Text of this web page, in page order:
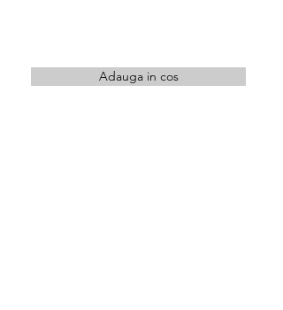
Adauga in cos